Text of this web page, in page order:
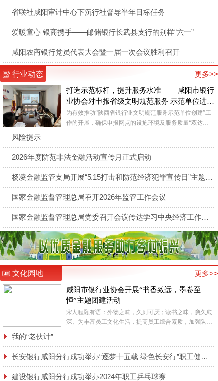
省联社咸阳审计中心下沉行社督导半年目标任务
爱暖童心 银商携手——邮储银行长武县支行的别样“六一”
咸阳农商银行党员代表大会暨一届一次会议胜利召开
行业动态 更多>>
打造示范标杆，提升服务水准 ——咸阳市银行
业协会对申报省级文明规范服务 示范单位进行
督查
为有效推动“陕西省银行业文明规范服务示范单位创建”工
作的开展，确保申报网点的设施环境及服务质量“双达
风险提示
2026年度防范非法金融活动宣传月正式启动
杨凌金融监管支局开展“5.15打击和防范经济犯罪宣传日”主题宣传活动
国家金融监督管理总局召开2026年监管工作会议
国家金融监督管理总局党委召开会议传达学习中央经济工作会议精神
文化园地 更多>>
咸阳市银行业协会开展“书香致远，墨卷至
恒”主题团建活动
宋人程颐有语：外物之味，久则可厌；读书之味，愈久愈
深。为丰富员工文化生活，提高员工综合素质，加强队伍
我的“老伙计”
长安银行咸阳分行成功举办“逐梦十五载 绿色长安行”职工健步走活动
建设银行咸阳分行成功举办2024年职工乒乓球赛